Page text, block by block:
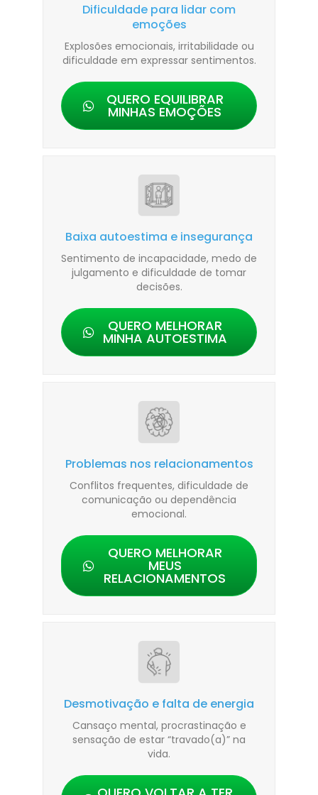
Dificuldade para lidar com
emoções
Explosões emocionais, irritabilidade ou
dificuldade em expressar sentimentos.
QUERO EQUILIBRAR
MINHAS EMOÇÕES
Baixa autoestima e insegurança
Sentimento de incapacidade, medo de
julgamento e dificuldade de tomar
decisões.
QUERO MELHORAR
MINHA AUTOESTIMA
Problemas nos relacionamentos
Conflitos frequentes, dificuldade de
comunicação ou dependência
emocional.
QUERO MELHORAR
MEUS
RELACIONAMENTOS
Desmotivação e falta de energia
Cansaço mental, procrastinação e
sensação de estar “travado(a)” na
vida.